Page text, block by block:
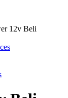
12v Beli